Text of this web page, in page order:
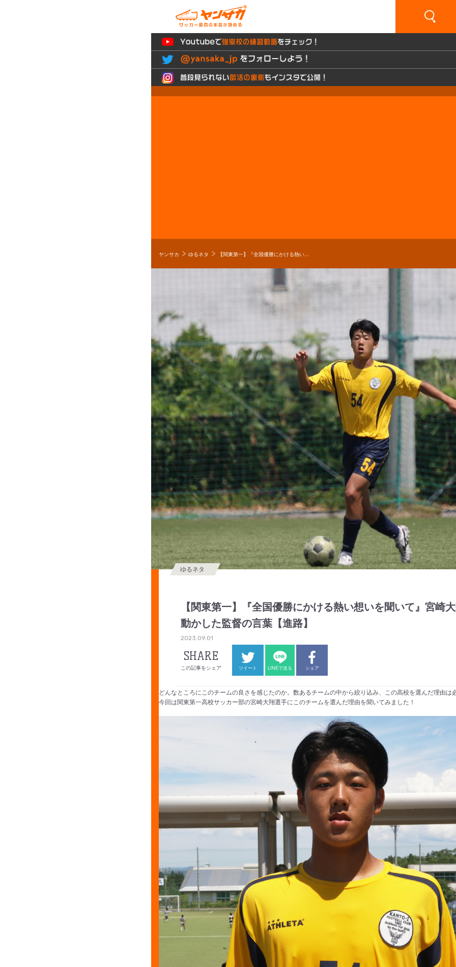
ヤンサカ ゆるネタ 【関東第一】『全国優勝にかける熱い想いを聞いて』宮崎大翔の心を動かした監督の言葉【進路】
【関東第一】『全国優勝にかける熱い想いを聞いて』宮崎
動かした監督の言葉【進路】
ゆるネタ
2023.09.01
SHARE
この記事をシェア ツイート LINEで送る シェア
どんなところにこのチームの良さを感じたのか。数あるチームの中から絞り込み、この高校を選んだ理由は
今回は関東第一高校サッカー部の宮崎大翔選手にこのチームを選んだ理由を聞いてみました！